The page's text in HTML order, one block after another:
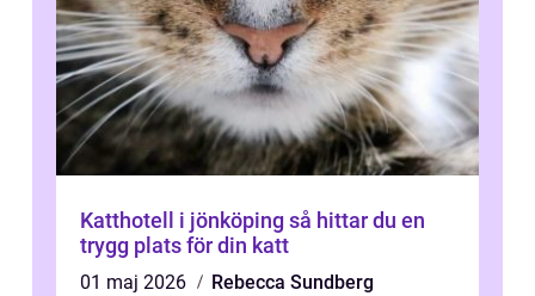
Katthotell i jönköping så hittar du en
trygg plats för din katt
01 maj 2026
Rebecca Sundberg